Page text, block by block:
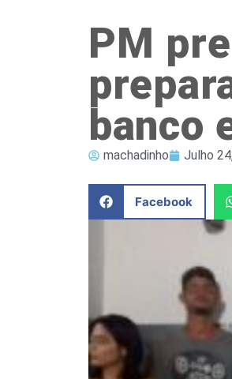
PM
banco
machadinho Julho
Facebook